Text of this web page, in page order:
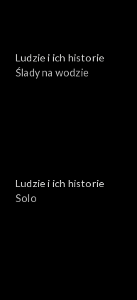
Ludzie i ich historie
Ślady na wodzie
Ludzie i ich historie
Solo